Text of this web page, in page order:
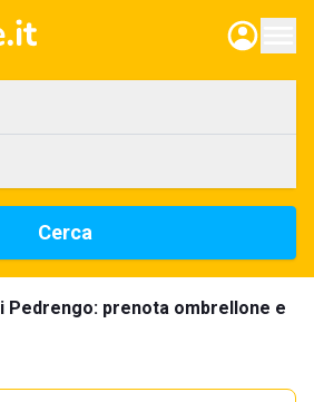
Cerca
Pedrengo: prenota ombrellone e